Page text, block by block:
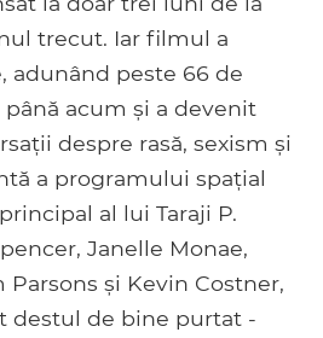
trecut. Iar filmul a
adunând peste 66 de
acum și a devenit
despre rasă, sexism și
a programului spațial
al lui Taraji P.
Janelle Monae,
și Kevin Costner,
destul de bine purtat -